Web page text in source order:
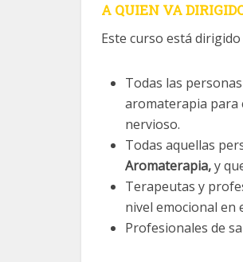
A QUIEN VA
Este curso está dirigido
Todas las
aromaterapia para
nervioso.
Todas aquellas
Aromaterapia,y
Terapeutas y
nivel emocional en
Profesionales de